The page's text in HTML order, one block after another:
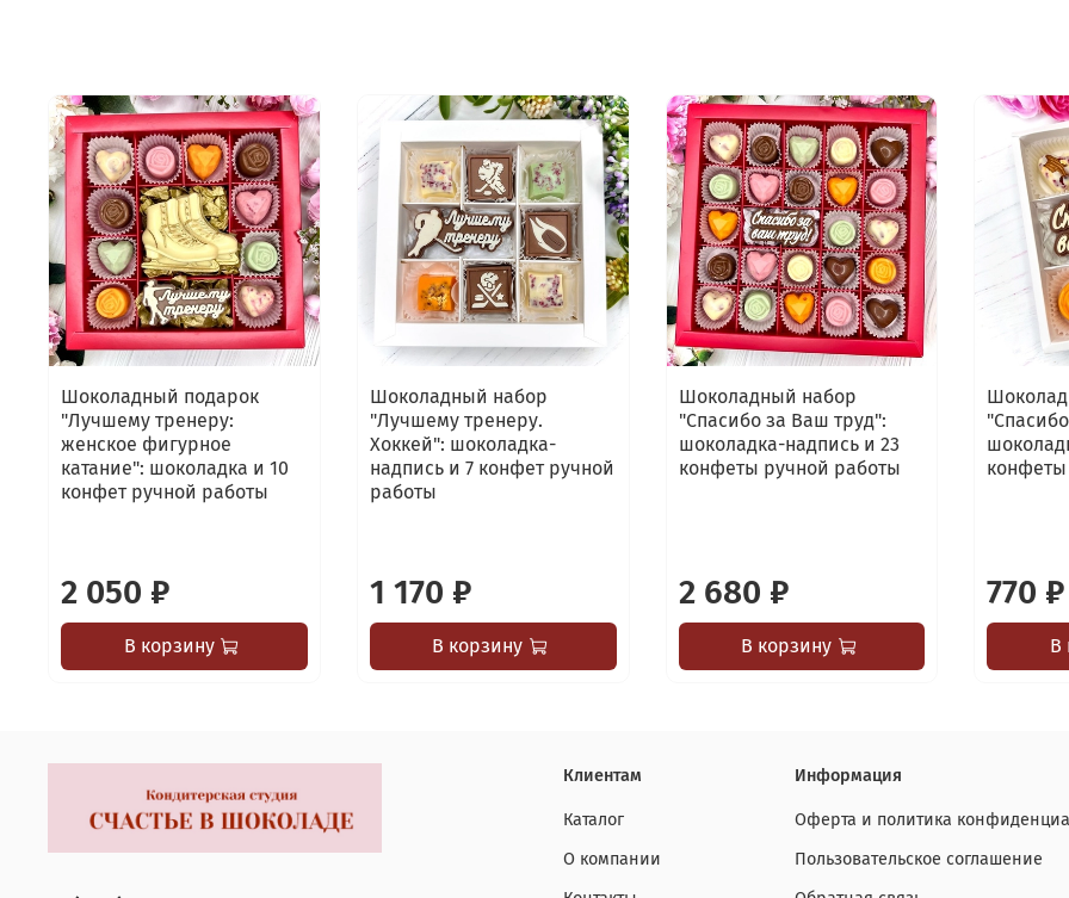
Шоколадный подарок
"Лучшему тренеру:
женское фигурное
катание": шоколадка и 10
конфет ручной работы
2 050 ₽
В корзину
Шоколадный набор
"Лучшему тренеру.
Хоккей": шоколадка-
надпись и 7 конфет ручной
работы
1 170 ₽
В корзину
Шоколадный набор
"Спасибо за Ваш труд":
шоколадка-надпись и 23
конфеты ручной работы
2 680 ₽
В корзину
770 ₽
В
Клиентам
Каталог
О компании
Информация
Оферта и политика
Пользовательское соглашение